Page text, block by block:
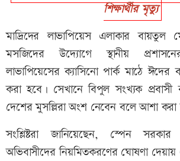
শিক্ষার্থীর মৃত্যু
মাদ্রিদের লাভাপিয়েস এলাকার বায়তুল
মসজিদের উদ্যোগে স্থানীয়
লাভাপিয়েসের ক্যাসিনো পার্ক মাঠে
করা হবে। সেখানে বিপুল সংখ্যক প্রবাসী
দেশের মুসল্লিরা অংশ নেবেন বলে আশা করা
সংশ্লিষ্টরা জানিয়েছেন, স্পেন
অভিবাসীদের নিয়মিতকরণের ঘোষণা